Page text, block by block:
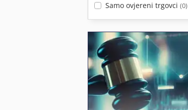
Samo ovjereni trgovci (0)